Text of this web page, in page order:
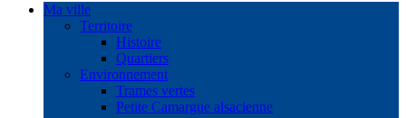
Ma ville
Territoire
Histoire
Quartiers
Environnement
Trames vertes
Petite Camargue alsacienne